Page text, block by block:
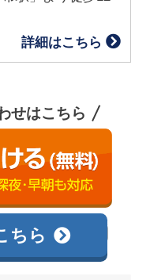
詳細はこちら
せはこちら
300
ちら